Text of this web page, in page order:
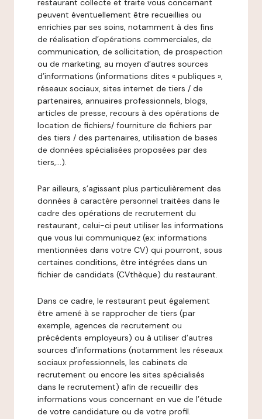
restaurant collecte et traite vous concernant
peuvent éventuellement être recueillies ou
enrichies par ses soins, notamment à des fins
de réalisation d’opérations commerciales, de
communication, de sollicitation, de prospection
ou de marketing, au moyen d’autres sources
d’informations (informations dites « publiques »,
réseaux sociaux, sites internet de tiers / de
partenaires, annuaires professionnels, blogs,
articles de presse, recours à des opérations de
location de fichiers/ fourniture de fichiers par
des tiers / des partenaires, utilisation de bases
de données spécialisées proposées par des
tiers,…).
Par ailleurs, s’agissant plus particulièrement des
données à caractère personnel traitées dans le
cadre des opérations de recrutement du
restaurant, celui-ci peut utiliser les informations
que vous lui communiquez (ex: informations
mentionnées dans votre CV) qui pourront, sous
certaines conditions, être intégrées dans un
fichier de candidats (CVthèque) du restaurant.
Dans ce cadre, le restaurant peut également
être amené à se rapprocher de tiers (par
exemple, agences de recrutement ou
précédents employeurs) ou à utiliser d’autres
sources d’informations (notamment les réseaux
sociaux professionnels, les cabinets de
recrutement ou encore les sites spécialisés
dans le recrutement) afin de recueillir des
informations vous concernant en vue de l’étude
de votre candidature ou de votre profil.